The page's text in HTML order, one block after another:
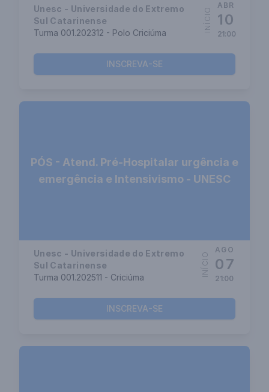
Unesc - Universidade do Extremo
Sul Catarinense
Turma 001.202312 - Polo Criciúma
INÍCIO
ABR
10
21:00
INSCREVA-SE
PÓS - Atend. Pré-Hospitalar urgência e
emergência e Intensivismo - UNESC
Unesc - Universidade do Extremo
Sul Catarinense
Turma 001.202511 - Criciúma
INÍCIO
AGO
07
21:00
INSCREVA-SE